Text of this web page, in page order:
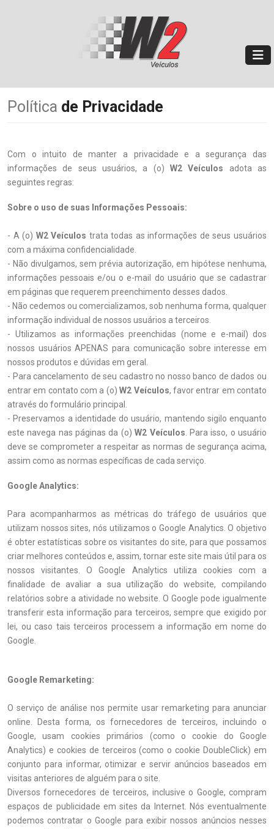
Política de Privacidade
Com o intuito de manter a privacidade e a segurança das
informações de seus usuários, a (o) W2 Veículos adota as
seguintes regras:
Sobre o uso de suas Informações Pessoais:
- A (o) W2 Veículos trata todas as informações de seus usuários
com a máxima confidencialidade.
- Não divulgamos, sem prévia autorização, em hipótese nenhuma,
informações pessoais e/ou o e-mail do usuário que se cadastrar
em páginas que requerem preenchimento desses dados.
- Não cedemos ou comercializamos, sob nenhuma forma, qualquer
informação individual de nossos usuários a terceiros.
- Utilizamos as informações preenchidas (nome e e-mail) dos
nossos usuários APENAS para comunicação sobre interesse em
nossos produtos e dúvidas em geral.
- Para cancelamento de seu cadastro no nosso banco de dados ou
entrar em contato com a (o)W2 Veículos, favor entrar em contato
através do formulário principal.
- Preservamos a identidade do usuário, mantendo sigilo enquanto
este navega nas páginas da (o)W2 Veículos . Para isso, o usuário
deve se comprometer a respeitar as normas de segurança acima,
assim como as normas específicas de cada serviço.
Google Analytics:
Para acompanharmos as métricas do tráfego de usuários que
utilizam nossos sites, nós utilizamos o Google Analytics. O objetivo
é obter estatísticas sobre os visitantes do site, para que possamos
criar melhores conteúdos e, assim, tornar este site mais útil para os
nossos visitantes. O Google Analytics utiliza cookies com a
finalidade de avaliar a sua utilização do website, compilando
relatórios sobre a atividade no website. O Google pode igualmente
transferir esta informação para terceiros, sempre que exigido por
lei, ou caso tais terceiros processem a informação em nome do
Google.
Google Remarketing:
O serviço de análise nos permite usar remarketing para anunciar
online. Desta forma, os fornecedores de terceiros, incluindo o
Google, usam cookies primários (como o cookie do Google
Analytics) e cookies de terceiros (como o cookie DoubleClick) em
conjunto para informar, otimizar e servir anúncios baseados em
visitas anteriores de alguém para o site.
Diversos fornecedores de terceiros, inclusive o Google, compram
espaços de publicidade em sites da Internet. Nós eventualmente
podemos contratar o Google para exibir nossos anúncios nesses